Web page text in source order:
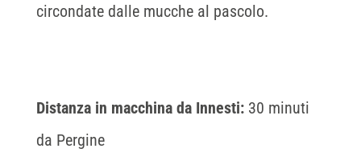
circondate dalle mucche al pascolo.
Distanza in macchina da Innesti:30 minuti
da Pergine